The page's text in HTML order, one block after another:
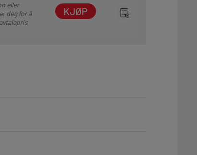
eller
deg for å
KJØP